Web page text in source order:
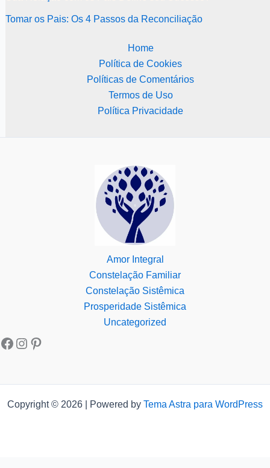
Tomar os Pais: Os 4 Passos da Reconciliação
Home
Política de Cookies
Políticas de Comentários
Termos de Uso
Política Privacidade
Amor Integral
Constelação Familiar
Constelação Sistêmica
Prosperidade Sistêmica
Uncategorized
Copyright © 2026 | Powered by Tema Astra para WordPress